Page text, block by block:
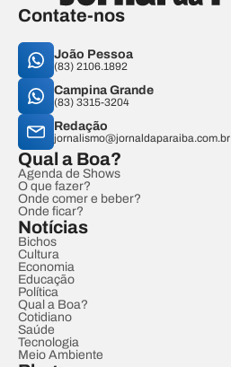
Contate-nos
João Pessoa
(83) 2106.1892
Campina Grande
(83) 3315-3204
Redação
jornalismo@jornaldaparaiba.com.br
Qual a Boa?
Agenda de Shows
O que fazer?
Onde comer e beber?
Onde ficar?
Notícias
Bichos
Cultura
Economia
Educação
Política
Qual a Boa?
Cotidiano
Saúde
Tecnologia
Meio Ambiente